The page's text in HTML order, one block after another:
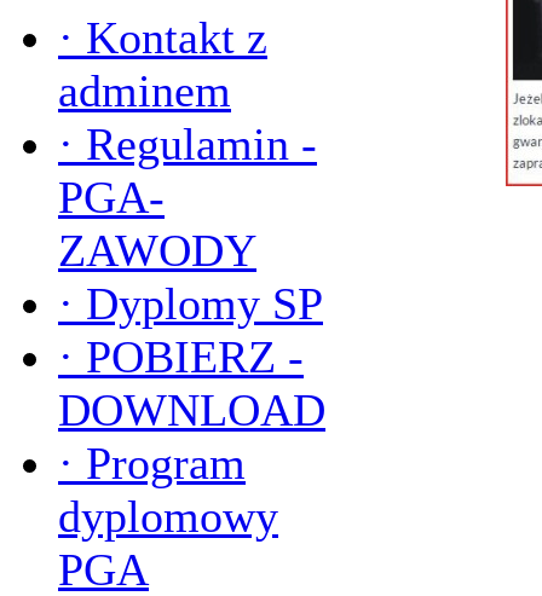
· Kontakt z
adminem
· Regulamin -
PGA-
ZAWODY
· Dyplomy SP
· POBIERZ -
DOWNLOAD
· Program
dyplomowy
PGA